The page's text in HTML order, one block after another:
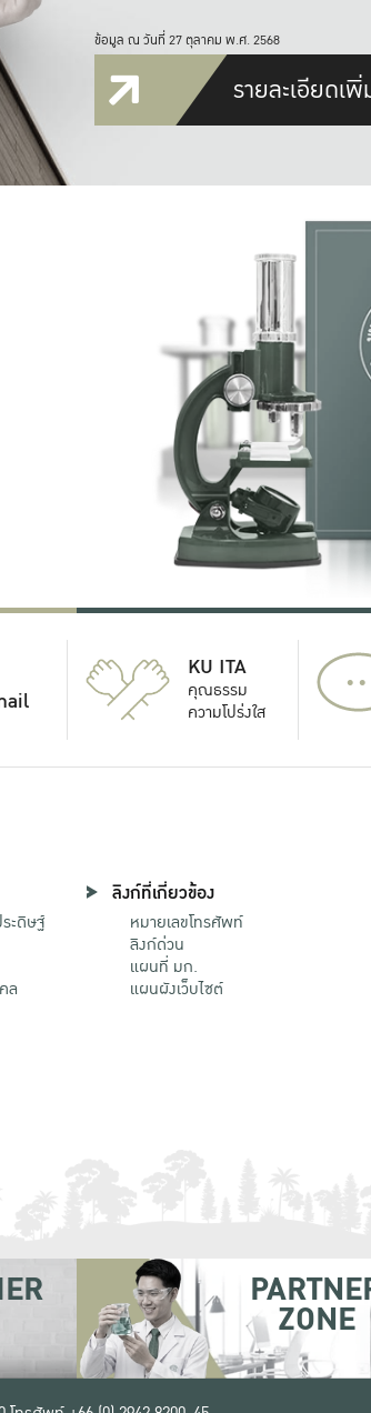
ข้อมูล ณ วันที่ 27 ตุลาคม พ.ศ. 2568
รายละเอียดเพิ่
KU ITA
คุณธรรม
ความโปร่งใส
ะดิษฐ์
ล
ลิงก์ที่เกี่ยวข้อง
หมายเลขโทรศัพท์
ลิงก์ด่วน
แผนที่ มก.
แผนผังเว็บไซต์
ZONE